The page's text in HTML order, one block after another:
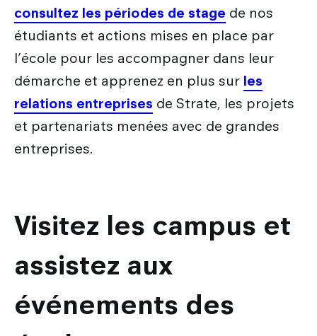
consultez les périodes de stage de nos
étudiants et actions mises en place par
l’école pour les accompagner dans leur
démarche et apprenez en plus sur les
relations entreprises de Strate, les projets
et partenariats menées avec de grandes
entreprises.
Visitez les campus et
assistez aux
événements des